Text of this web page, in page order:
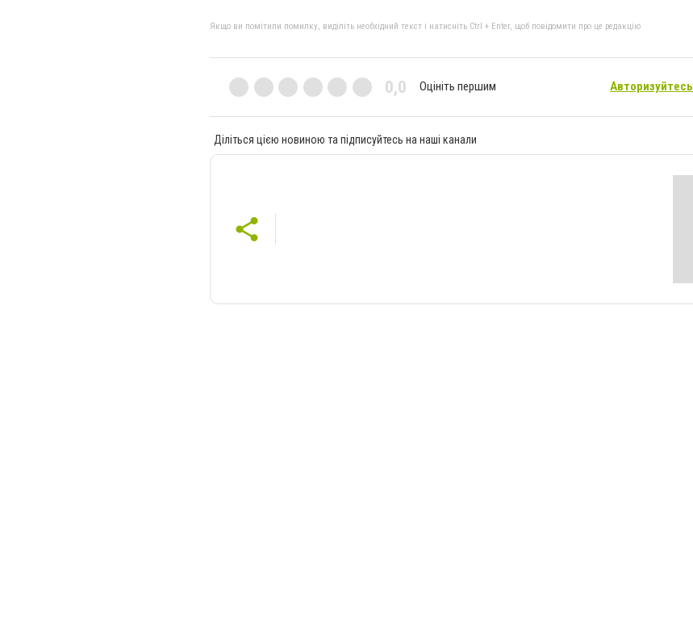
Якщо ви помітили помилку, виділіть необхідний текст і натисніть Ctrl + Enter, щоб повідомити про це редакцію
0,0 Оцініть першим Авторизуйтесь
Діліться цією новиною та підписуйтесь на наші канали